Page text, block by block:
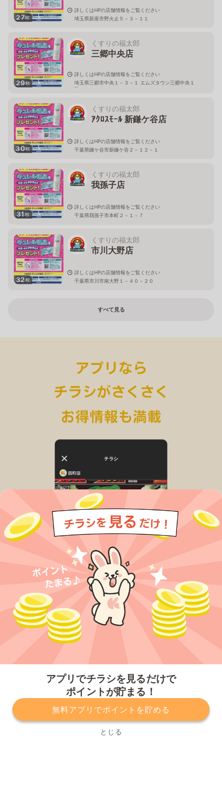
アプリでチラシを見るだけで
ポイントが貯まる！
無料アプリでポイントを貯める
とじる
27枚
詳しくはHPの店舗情報をご覧ください
埼玉県新座市野火止５－３－１１
29枚
くすりの福太郎
三郷中央店
詳しくはHPの店舗情報をご覧ください
埼玉県三郷市中央１－３－１ エムズタウン三郷中央１
階
30枚
くすりの福太郎
ｱｸﾛｽﾓｰﾙ 新鎌ケ谷店
詳しくはHPの店舗情報をご覧ください
千葉県鎌ケ谷市新鎌ケ谷２－１２－１
31枚
くすりの福太郎
我孫子店
詳しくはHPの店舗情報をご覧ください
千葉県我孫子市本町２－１－７
32枚
くすりの福太郎
市川大野店
詳しくはHPの店舗情報をご覧ください
千葉県市川市南大野１－４０－２０
すべて見る
プライバシーポリシー 利用規約
運営会社
サービスに関してのお問い合わせ